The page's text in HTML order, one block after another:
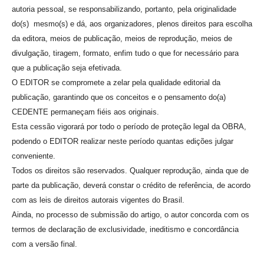
autoria pessoal, se responsabilizando, portanto, pela originalidade
do(s) mesmo(s) e dá, aos organizadores, plenos direitos para escolha
da editora, meios de publicação, meios de reprodução, meios de
divulgação, tiragem, formato, enfim tudo o que for necessário para
que a publicação seja efetivada.
O EDITOR se compromete a zelar pela qualidade editorial da
publicação, garantindo que os conceitos e o pensamento do(a)
CEDENTE permaneçam fiéis aos originais.
Esta cessão vigorará por todo o período de proteção legal da OBRA,
podendo o EDITOR realizar neste período quantas edições julgar
conveniente.
Todos os direitos são reservados. Qualquer reprodução, ainda que de
parte da publicação, deverá constar o crédito de referência, de acordo
com as leis de direitos autorais vigentes do Brasil.
Ainda, no processo de submissão do artigo, o autor concorda com os
termos de declaração de exclusividade, ineditismo e concordância
com a versão final.